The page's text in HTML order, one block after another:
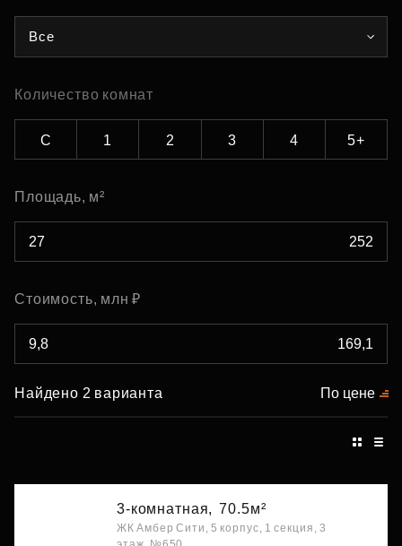
Все
Количество комнат
С 1 2 3 4 5+
Площадь, м²
Стоимость, млн ₽
Найдено 2 варианта По цене
3-комнатная, 70.5м²
ЖК Амбер Сити, 5 корпус, 1 секция, 3